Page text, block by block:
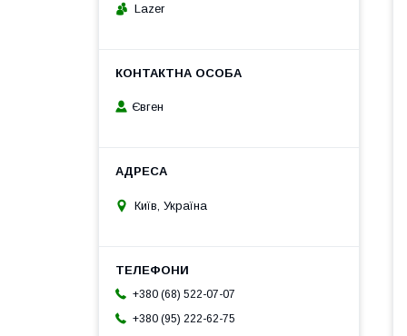
Lazer
Євген
Київ, Україна
+380 (68) 522-07-07
+380 (95) 222-62-75